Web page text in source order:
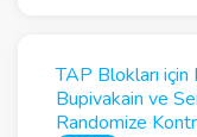
TAP Blokları
Bupivakain ve
Randomize